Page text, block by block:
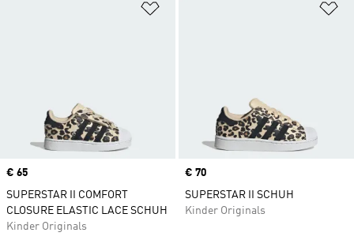
Price
€ 65
SUPERSTAR II COMFORT
CLOSURE ELASTIC LACE SCHUH
Kinder Originals
Price
€ 70
SUPERSTAR II SCHUH
Kinder Originals